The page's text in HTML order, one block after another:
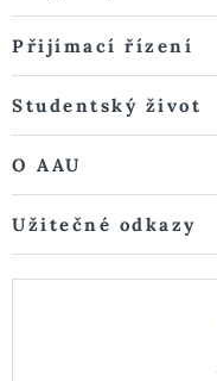
Přijímací řízení
Studentský život
O AAU
Užitečné odkazy